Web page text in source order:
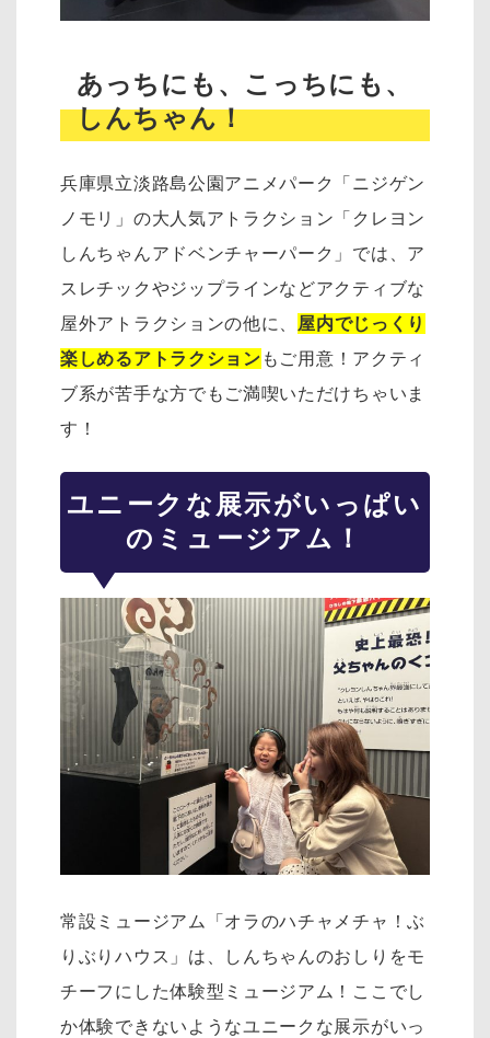
あっちにも、こっちにも、
しんちゃん！
兵庫県立淡路島公園アニメパーク「ニジゲン
ノモリ」の大人気アトラクション「クレヨン
しんちゃんアドベンチャーパーク」では、ア
スレチックやジップラインなどアクティブな
屋外アトラクションの他に、 屋内でじっくり
楽しめるアトラクション もご用意！アクティ
ブ系が苦手な方でもご満喫いただけちゃいま
す！
ユニークな展示がいっぱい
のミュージアム！
常設ミュージアム「オラのハチャメチャ！ぶ
りぶりハウス」は、しんちゃんのおしりをモ
チーフにした体験型ミュージアム！ここでし
か体験できないようなユニークな展示がいっ